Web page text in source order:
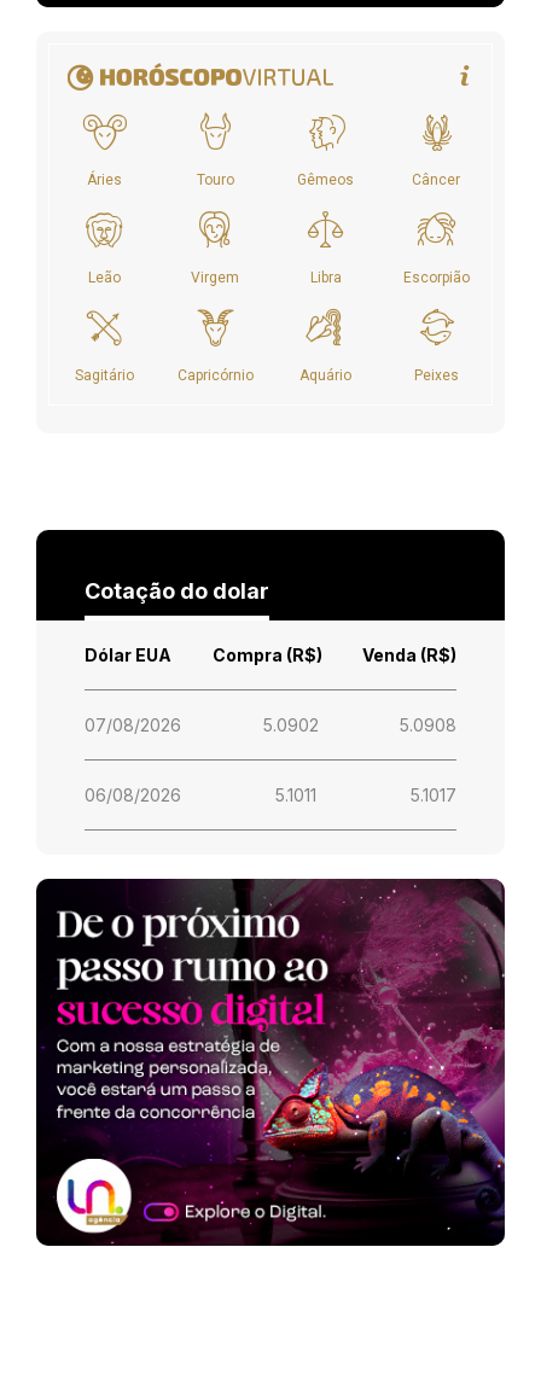
Cotação do dolar
Dólar EUA Compra (R$) Venda (R$)
07/08/2026 5.0902 5.0908
06/08/2026 5.1011 5.1017